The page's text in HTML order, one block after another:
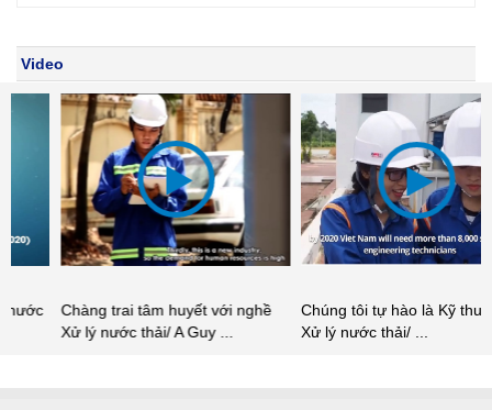
Video
Chàng trai tâm huyết với nghề
Xử lý nước thải/ A Guy ...
Chúng tôi tự hào là Kỹ thuật viên
Xử lý nước thải/ ...